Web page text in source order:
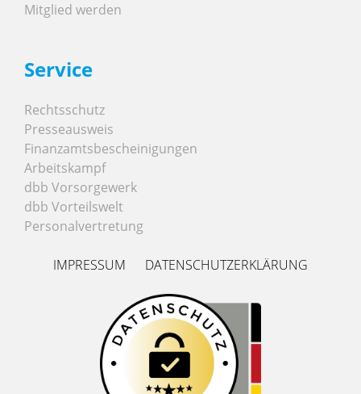
Mitglied werden
Service
Rechtsschutz
Presseausweis
Finanzamtsbescheinigungen
Arbeitskampf
dbb Vorsorgewerk
dbb Vorteilswelt
Personalvertretung
IMPRESSUM DATENSCHUTZERKLÄRUNG